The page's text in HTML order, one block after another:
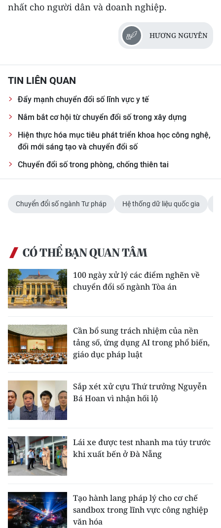
nhất cho người dân và doanh nghiệp.
HƯƠNG NGUYÊN
TIN LIÊN QUAN
Đẩy mạnh chuyển đổi số lĩnh vực y tế
Nắm bắt cơ hội từ chuyển đổi số trong xây dựng
Hiện thực hóa mục tiêu phát triển khoa học công nghệ,
đổi mới sáng tạo và chuyển đổi số
Chuyển đổi số trong phòng, chống thiên tai
Chuyển đổi số ngành Tư pháp Hệ thống dữ liệu quốc gia
CÓ THỂ BẠN QUAN TÂM
100 ngày xử lý các điểm nghẽn về
chuyển đổi số ngành Tòa án
Cần bổ sung trách nhiệm của nền
tảng số, ứng dụng AI trong phổ biến,
giáo dục pháp luật
Sắp xét xử cựu Thứ trưởng Nguyễn
Bá Hoan vì nhận hối lộ
Lái xe được test nhanh ma túy trước
khi xuất bến ở Đà Nẵng
Tạo hành lang pháp lý cho cơ chế
sandbox trong lĩnh vực công nghiệp
văn hóa